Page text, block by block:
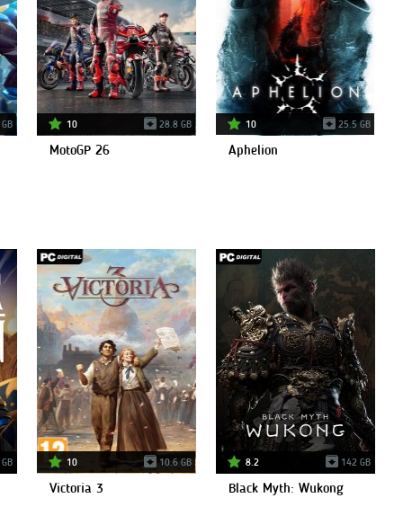
10 28.8 GB
MotoGP 26
10 25.5 GB
Aphelion
10 10.6 GB
Victoria 3
8.2 142 GB
Black Myth: Wukong